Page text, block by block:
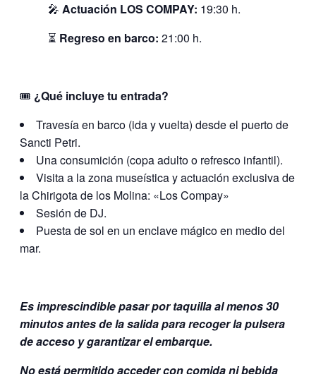
🎤 Actuación LOS COMPAY: 19:30 h.
⏳ Regreso en barco: 21:00 h.
🎟️ ¿Qué incluye tu entrada?
Travesía en barco (ida y vuelta) desde el puerto de
Sancti Petri.
Una consumición (copa adulto o refresco infantil).
Visita a la zona museística y actuación exclusiva de
la Chirigota de los Molina: «Los Compay»
Sesión de DJ.
Puesta de sol en un enclave mágico en medio del
mar.
Es imprescindible pasar por taquilla al menos 30
minutos antes de la salida para recoger la pulsera
de acceso y garantizar el embarque.
No está permitido acceder con comida ni bebida